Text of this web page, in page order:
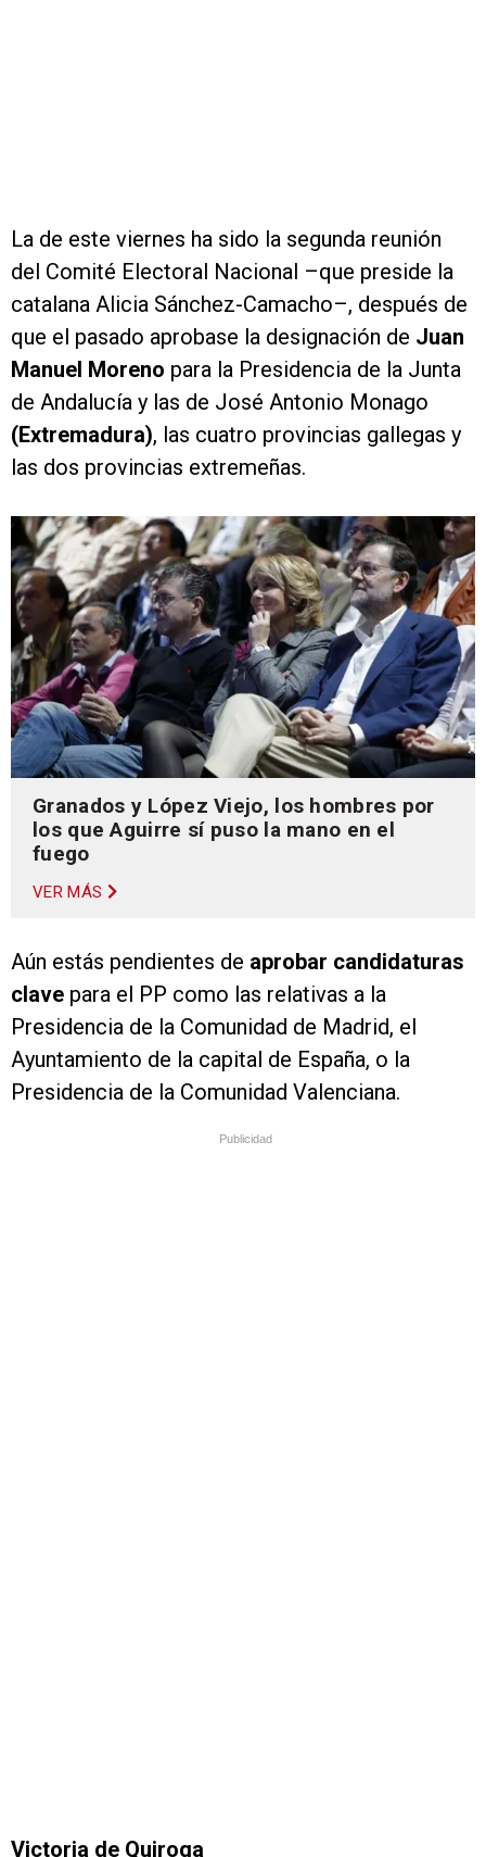
La de este viernes ha sido la segunda reunión
del Comité Electoral Nacional –que preside la
catalana Alicia Sánchez-Camacho–, después de
que el pasado aprobase la designación de Juan
Manuel Moreno para la Presidencia de la Junta
de Andalucía y las de José Antonio Monago
(Extremadura), las cuatro provincias gallegas y
las dos provincias extremeñas.
Granados y López Viejo, los hombres por
los que Aguirre sí puso la mano en el
fuego
VER MÁS
Aún estás pendientes de aprobar candidaturas
clave para el PP como las relativas a la
Presidencia de la Comunidad de Madrid, el
Ayuntamiento de la capital de España, o la
Presidencia de la Comunidad Valenciana.
Publicidad
Victoria de Quiroga